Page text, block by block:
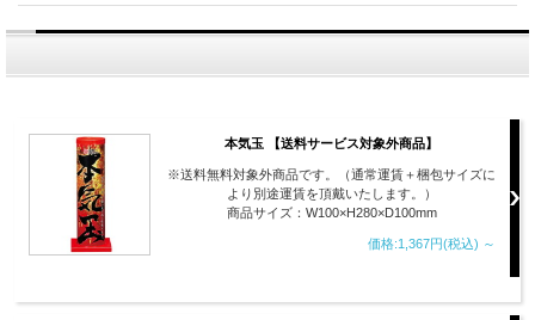
本気玉 【送料サービス対象外商品】
※送料無料対象外商品です。（通常運賃＋梱包サイズに
より別途運賃を頂戴いたします。）
商品サイズ：W100×H280×D100mm
価格:1,367円(税込) ～